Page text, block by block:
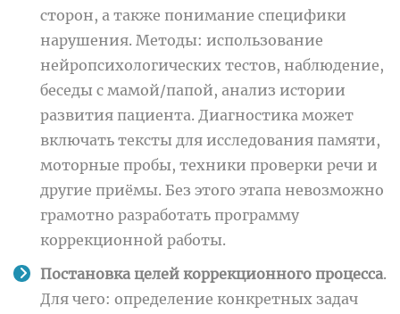
сторон, а также понимание специфики
нарушения. Методы: использование
нейропсихологических тестов, наблюдение,
беседы с мамой/папой, анализ истории
развития пациента. Диагностика может
включать тексты для исследования памяти,
моторные пробы, техники проверки речи и
другие приёмы. Без этого этапа невозможно
грамотно разработать программу
коррекционной работы.
Постановка целей коррекционного процесса.
Для чего: определение конкретных задач